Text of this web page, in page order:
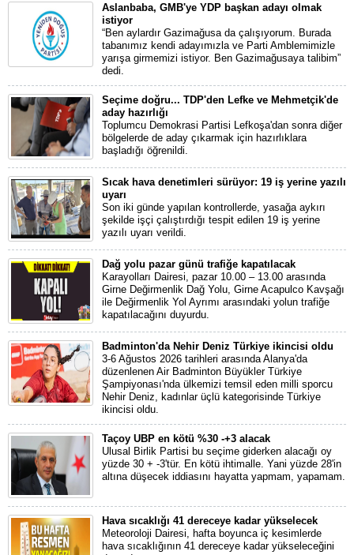
Aslanbaba, GMB'ye YDP başkan adayı olmak
istiyor
“Ben aylardır Gazimağusa da çalışıyorum. Burada
tabanımız kendi adayımızla ve Parti Amblemimizle
yarışa girmemizi istiyor. Ben Gazimağusaya talibim”
dedi.
Seçime doğru... TDP'den Lefke ve Mehmetçik'de
aday hazırlığı
Toplumcu Demokrasi Partisi Lefkoşa'dan sonra diğer
bölgelerde de aday çıkarmak için hazırlıklara
başladığı öğrenildi.
Sıcak hava denetimleri sürüyor: 19 iş yerine yazılı
uyarı
Son iki günde yapılan kontrollerde, yasağa aykırı
şekilde işçi çalıştırdığı tespit edilen 19 iş yerine
yazılı uyarı verildi.
Dağ yolu pazar günü trafiğe kapatılacak
Karayolları Dairesi, pazar 10.00 – 13.00 arasında
Girne Değirmenlik Dağ Yolu, Girne Acapulco Kavşağı
ile Değirmenlik Yol Ayrımı arasındaki yolun trafiğe
kapatılacağını duyurdu.
Badminton'da Nehir Deniz Türkiye ikincisi oldu
3-6 Ağustos 2026 tarihleri arasında Alanya'da
düzenlenen Air Badminton Büyükler Türkiye
Şampiyonası'nda ülkemizi temsil eden milli sporcu
Nehir Deniz, kadınlar üçlü kategorisinde Türkiye
ikincisi oldu.
Taçoy UBP en kötü %30 -+3 alacak
Ulusal Birlik Partisi bu seçime giderken alacağı oy
yüzde 30 + -3'tür. En kötü ihtimalle. Yani yüzde 28'in
altına düşecek iddiasını hayatta yapmam, yapamam.
Hava sıcaklığı 41 dereceye kadar yükselecek
Meteoroloji Dairesi, hafta boyunca iç kesimlerde
hava sıcaklığının 41 dereceye kadar yükseleceğini